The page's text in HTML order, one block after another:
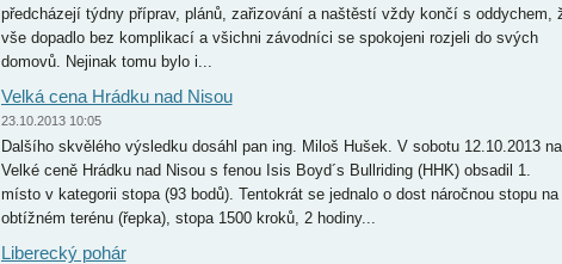
předcházejí týdny příprav, plánů, zařizování a naštěstí vždy končí s oddychem,
vše dopadlo bez komplikací a všichni závodníci se spokojeni rozjeli do svých
domovů. Nejinak tomu bylo i...
Velká cena Hrádku nad Nisou
23.10.2013 10:05
Dalšího skvělého výsledku dosáhl pan ing. Miloš Hušek. V sobotu 12.10.2013 na
Velké ceně Hrádku nad Nisou s fenou Isis Boyd´s Bullriding (HHK) obsadil 1.
místo v kategorii stopa (93 bodů). Tentokrát se jednalo o dost náročnou stopu na
obtížném terénu (řepka), stopa 1500 kroků, 2 hodiny...
Liberecký pohár